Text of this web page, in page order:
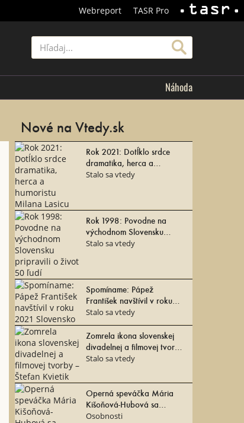
Webreport
TASR Pro
Náhoda
Nové na Vtedy.sk
Rok 2021: Dotĺklo srdce
dramatika, herca a
humoristu Milana Lasicu
Stalo sa vtedy
Rok 1998: Povodne na
východnom Slovensku
pripravili o život 50 ľudí
Stalo sa vtedy
Spomíname: Pápež
František navštívil v roku
2021 Slovensko
Stalo sa vtedy
Zomrela ikona slovenskej
divadelnej a filmovej tvorby
– Štefan Kvietik
Stalo sa vtedy
Operná speváčka Mária
Kišoňová-Hubová sa
narodila pred 110 rokmi
Osobnosti